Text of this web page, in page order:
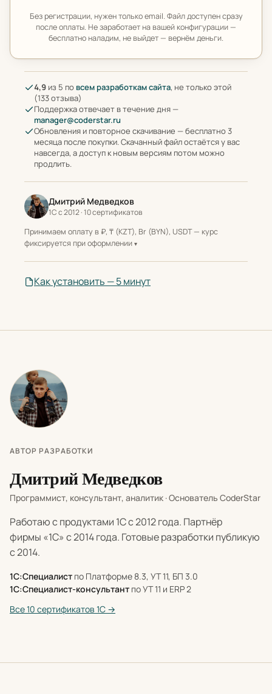
Без регистрации, нужен только email. Файл доступен сразу
после оплаты. Не заработает на вашей конфигурации —
бесплатно наладим, не выйдет — вернём деньги.
4,9 из 5 по всем разработкам сайта, не только этой
(133 отзыва)
Поддержка отвечает в течение дня —
manager@coderstar.ru
Обновления и повторное скачивание — бесплатно 3
месяца после покупки. Скачанный файл остаётся у вас
навсегда, а доступ к новым версиям потом можно
продлить.
Дмитрий Медведков
1С с 2012 · 10 сертификатов
Принимаем оплату в ₽, ₸ (KZT), Br (BYN), USDT — курс
фиксируется при оформлении
Как установить — 5 минут
АВТОР РАЗРАБОТКИ
Дмитрий Медведков
Программист, консультант, аналитик · Основатель CoderStar
Работаю с продуктами 1С с 2012 года. Партнёр
фирмы «1С» с 2014 года. Готовые разработки публикую
с 2014.
1С:Специалист по Платформе 8.3, УТ 11, БП 3.0
1С:Специалист-консультант по УТ 11 и ERP 2
Все 10 сертификатов 1С →